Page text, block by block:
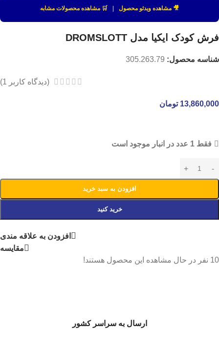
🎥 مشاهده ویدئو محصول 🛒 مشاهده محصولات مشابه
فرش کودک ایکیا مدل DROMSLOTT
شناسه محصول: 305.263.79
(دیدگاه کاربر 1
)
13,860,000 تومان
فقط 1 عدد در انبار موجود است
افزودن به سبد خرید
خرید کنید
افزودن به علاقه مندی
مقایسه
10 نفر در حال مشاهده این محصول هستند!
ارسال به سراسر کشور